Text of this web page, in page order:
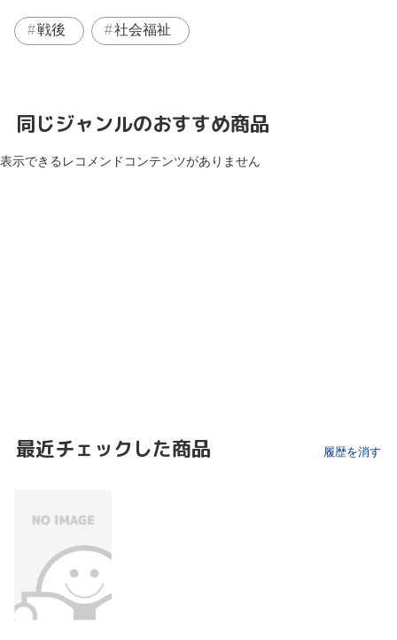
戦後 社会福祉
同じジャンルのおすすめ商品
表示できるレコメンドコンテンツがありません
最近チェックした商品 履歴を消す